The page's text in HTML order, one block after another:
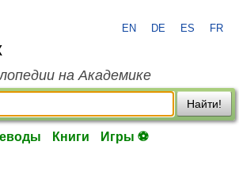
EN DE ES FR
на Академике
Найти!
Книги Игры ⚽